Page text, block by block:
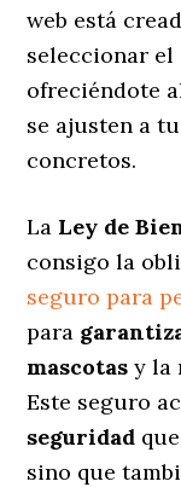
web está
seleccionar el
ofreciéndote
se ajusten a
concretos.
La Ley de
consigo la
seguro para
para
mascotas y la
Este seguro
seguridad
sino que